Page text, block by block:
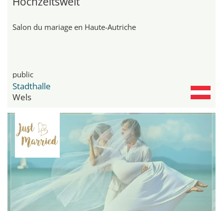
Salon du mariage en Haute-Autriche
public
Stadthalle
Wels